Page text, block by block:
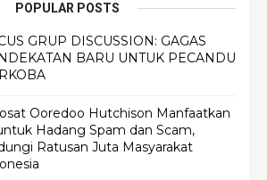
POPULAR POSTS
GRUP DISCUSSION: GAGAS
BARU UNTUK PECANDU
Ooredoo Hutchison Manfaatkan
Hadang Spam dan Scam,
Ratusan Juta Masyarakat